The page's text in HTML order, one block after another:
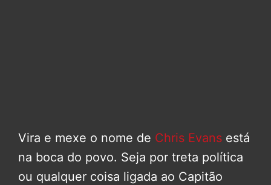
Vira e mexe o nome de Chris Evans está
na boca do povo. Seja por treta política
ou qualquer coisa ligada ao Capitão